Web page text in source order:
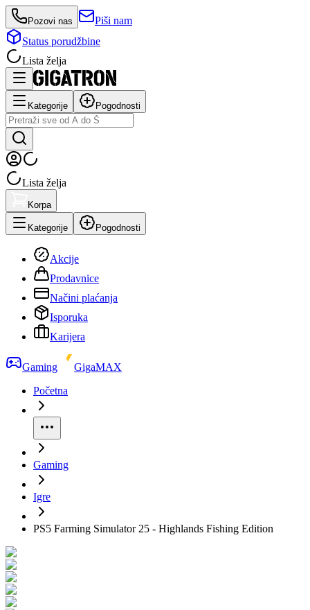
Pozovi nas
Piši nam
Status porudžbine
Lista želja
Kategorije Pogodnosti
Lista želja
Korpa
Kategorije Pogodnosti
Akcije
Prodavnice
Načini plaćanja
Isporuka
Karijera
Gaming
GigaMAX
Početna
Gaming
Igre
PS5 Farming Simulator 25 - Highlands Fishing Edition